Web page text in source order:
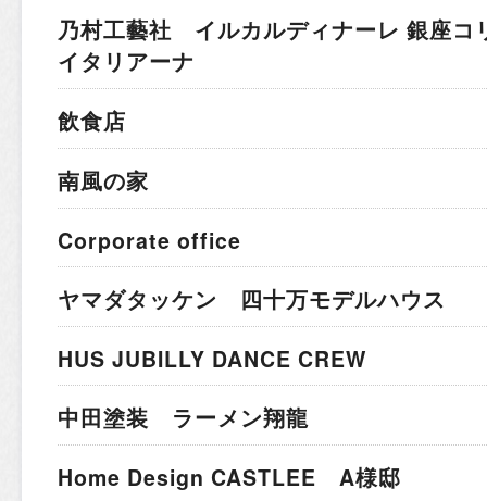
乃村工藝社 イルカルディナーレ 銀座
イタリアーナ
飲食店
南風の家
Corporate office
ヤマダタッケン 四十万モデルハウス
HUS JUBILLY DANCE CREW
中田塗装 ラーメン翔龍
Home Design CASTLEE A様邸